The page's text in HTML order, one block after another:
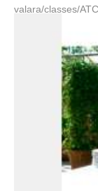
valara/classes/